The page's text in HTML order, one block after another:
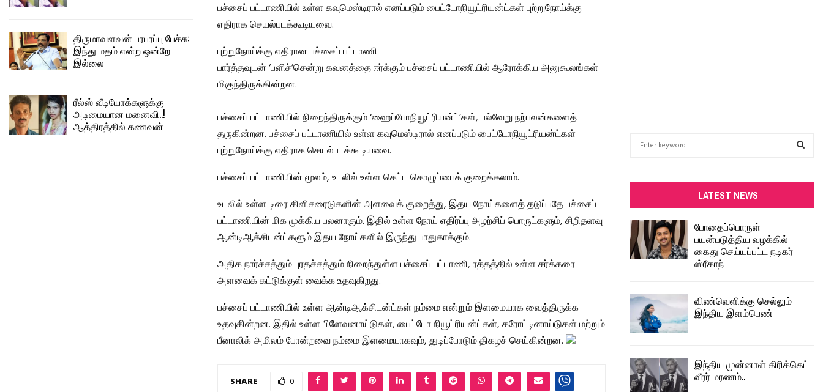
பச்சைப் பட்டாணியில் உள்ள கவுமெஸ்டிரால் எனப்படும் பைட்டோநியூட்ரியன்ட்கள் புற்றுநோய்க்கு
எதிராக செயல்படக்கூடியவை.
புற்றுநோய்க்கு எதிரான பச்சைப் பட்டாணி
பார்த்தவுடன் ‘பளிச்’சென்று கவனத்தை ஈர்க்கும் பச்சைப் பட்டாணியில் ஆரோக்கிய அனுகூலங்கள்
மிகுந்திருக்கின்றன.
பச்சைப் பட்டாணியில் நிறைந்திருக்கும் ‘ஹைப்போநியூட்ரியன்ட்’கள், பல்வேறு நற்பலன்களைத்
தருகின்றன. பச்சைப் பட்டாணியில் உள்ள கவுமெஸ்டிரால் எனப்படும் பைட்டோநியூட்ரியன்ட்கள்
புற்றுநோய்க்கு எதிராக செயல்படக்கூடியவை.
பச்சைப் பட்டாணியின் மூலம், உடலில் உள்ள கெட்ட கொழுப்பைக் குறைக்கலாம்.
உடலில் உள்ள டிரை கிளிசரைடுகளின் அளவைக் குறைத்து, இதய நோய்களைத் தடுப்பதே பச்சைப்
பட்டாணியின் மிக முக்கிய பலனாகும். இதில் உள்ள நோய் எதிர்ப்பு அழற்சிப் பொருட்களும், சிறிதளவு
ஆன்டிஆக்சிடன்ட்களும் இதய நோய்களில் இருந்து பாதுகாக்கும்.
அதிக நார்ச்சத்தும் புரதச்சத்தும் நிறைந்துள்ள பச்சைப் பட்டாணி, ரத்தத்தில் உள்ள சர்க்கரை
அளவைக் கட்டுக்குள் வைக்க உதவுகிறது.
பச்சைப் பட்டாணியில் உள்ள ஆன்டிஆக்சிடன்ட்கள் நம்மை என்றும் இளமையாக வைத்திருக்க
உதவுகின்றன. இதில் உள்ள பிளேவனாய்டுகள், பைட்டோ நியூட்ரியன்ட்கள், கரோட்டினாய்டுகள் மற்றும்
பீனாலிக் அமிலம் போன்றவை நம்மை இளமையாகவும், துடிப்போடும் திகழச் செய்கின்றன.
SHARE 0
திருமாவளவன் பரபரப்பு பேச்சு:
இந்து மதம் என்ற ஒன்றே
இல்லை
ரீல்ஸ் வீடியோக்களுக்கு
அடிமையான மனைவி..!
ஆத்திரத்தில் கணவன்
f
o
r
:
LATEST NEWS
போதைப்பொருள்
பயன்படுத்திய வழக்கில்
கைது செய்யப்பட்ட நடிகர்
ஸ்ரீகாந்
விண்வெளிக்கு செல்லும்
இந்திய இளம்பெண்
இந்திய முன்னாள் கிரிக்கெட்
வீரர் மரணம்..